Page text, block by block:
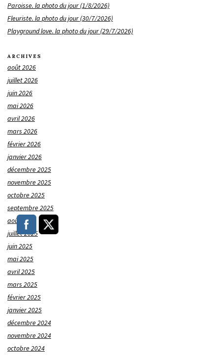
Paroisse. la photo du jour (1/8/2026)
Fleuriste. la photo du jour (30/7/2026)
Playground love. la photo du jour (29/7/2026)
ARCHIVES
août 2026
juillet 2026
juin 2026
mai 2026
avril 2026
mars 2026
février 2026
janvier 2026
décembre 2025
novembre 2025
octobre 2025
septembre 2025
août 2025
juillet 2025
juin 2025
mai 2025
avril 2025
mars 2025
février 2025
janvier 2025
décembre 2024
novembre 2024
octobre 2024